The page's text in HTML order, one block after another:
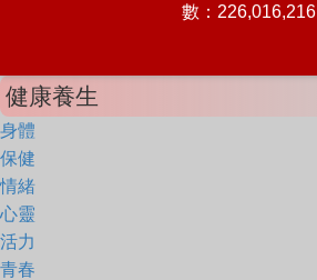
數：226,016,216
健康養生
身體
保健
情緒
心靈
活力
青春